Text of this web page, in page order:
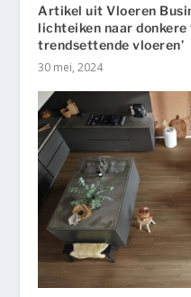
Artikel uit Vloeren
lichteiken naar donkere
trendsettende vloeren’
30 mei, 2024